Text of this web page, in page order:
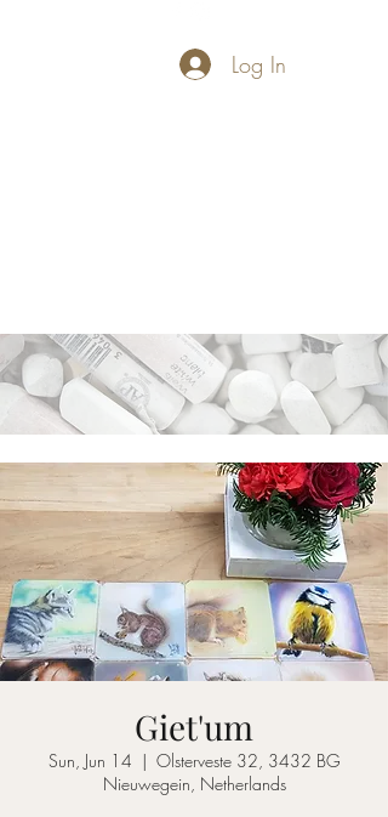
Log In
Giet'um
Sun, Jun 14
  |
Olsterveste 32, 3432 BG
Nieuwegein, Netherlands